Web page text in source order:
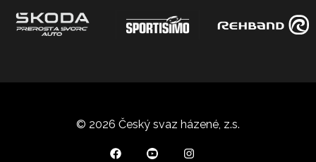
© 2026 Český svaz házené, z.s.